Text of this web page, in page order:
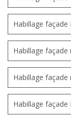
Habillage façade
Habillage façade
Habillage façade
Habillage